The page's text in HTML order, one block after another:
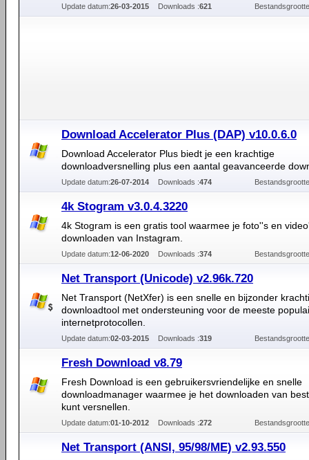
Update datum:26-03-2015 Downloads :621
Download Accelerator Plus (DAP) v10.0.6.0
Download Accelerator Plus biedt je een krachtige
downloadversnelling plus een aantal geavanceerde
Update datum:26-07-2014 Downloads :474
4k Stogram v3.0.4.3220
4k Stogram is een gratis tool waarmee je foto''s en
downloaden van Instagram.
Update datum:12-06-2020 Downloads :374
Net Transport (Unicode) v2.96k.720
Net Transport (NetXfer) is een snelle en bijzonder
downloadtool met ondersteuning voor de meeste
internetprotocollen.
Update datum:02-03-2015 Downloads :319
Fresh Download v8.79
Fresh Download is een gebruikersvriendelijke en snelle
downloadmanager waarmee je het downloaden van
kunt versnellen.
Update datum:01-10-2012 Downloads :272
Net Transport (ANSI, 95/98/ME) v2.93.550